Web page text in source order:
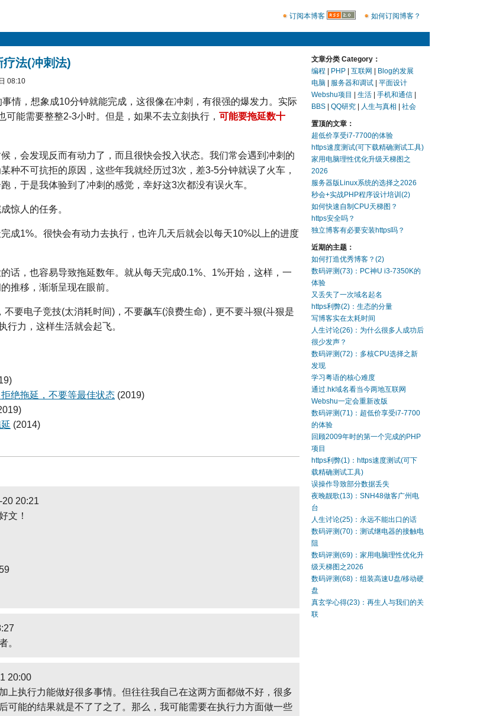
订阅本博客 如何订阅博客？
疗法(冲刺法)
08:10
情，想象成10分钟就能完成，这很像在冲刺，有很强的爆发力。实际
可能需要整整2-3小时。但是，如果不去立刻执行， 可能要拖延数十
，会发现反而有动力了，而且很快会投入状态。我们常会遇到冲刺的
种不可抗拒的原因，这些年我就经历过3次，差3-5分钟就误了火车，
，于是我体验到了冲刺的感觉，幸好这3次都没有误火车。
惊人的任务。
成1%。很快会有动力去执行，也许几天后就会以每天10%以上的进度
话，也容易导致拖延数年。就从每天完成0.1%、1%开始，这样，一
推移，渐渐呈现在眼前。
要电子竞技(太消耗时间)，不要飙车(浪费生命)，更不要斗狠(斗狠是
行力，这样生活就会起飞。
绝拖延，不要等最佳状态 (2019)
(2014)
20 20:21
文！
。
20:00
上执行力能做好很多事情。但往往我自己在这两方面都做不好，很多
可能的结果就是不了了之了。那么，我可能需要在执行力方面做一些
文章分类 Category：
编程
PHP 互联网
Blog的发展
电脑
服务器和调试
平面设计
Webshu项目
生活 手机和通信
BBS
QQ研究 人生与真相 社会
置顶的文章：
超低价享受i7-7700的体验
https速度测试(可下载精确测试工具)
家用电脑理性优化升级天梯图之
2026
服务器版Linux系统的选择之2026
秒会+实战PHP程序设计培训(2)
如何快速自制CPU天梯图？
https安全吗？
独立博客有必要安装https吗？
近期的主题：
如何打造优秀博客？(2)
数码评测(73)：PC神U i3-7350K的
体验
又丢失了一次域名起名
https利弊(2)：生态的分量
写博客实在太耗时间
人生讨论(26)：为什么很多人成功后
很少发声？
数码评测(72)：多核CPU选择之新
发现
学习粤语的核心难度
通过.hk域名看当今两地互联网
Webshu一定会重新改版
数码评测(71)：超低价享受i7-7700
的体验
回顾2009年时的第一个完成的PHP
项目
https利弊(1)：https速度测试(可下
载精确测试工具)
误操作导致部分数据丢失
夜晚靓歌(13)：SNH48做客广州电
台
人生讨论(25)：永远不能出口的话
数码评测(70)：测试继电器的接触电
阻
数码评测(69)：家用电脑理性优化升
级天梯图之2026
数码评测(68)：组装高速U盘/移动硬
盘
真玄学心得(23)：再生人与我们的关
联